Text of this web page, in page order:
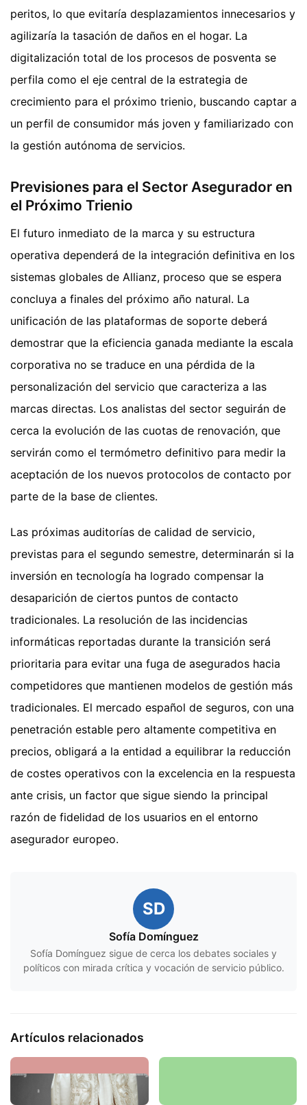
peritos, lo que evitaría desplazamientos innecesarios y
agilizaría la tasación de daños en el hogar. La
digitalización total de los procesos de posventa se
perfila como el eje central de la estrategia de
crecimiento para el próximo trienio, buscando captar a
un perfil de consumidor más joven y familiarizado con
la gestión autónoma de servicios.
Previsiones para el Sector Asegurador en
el Próximo Trienio
El futuro inmediato de la marca y su estructura
operativa dependerá de la integración definitiva en los
sistemas globales de Allianz, proceso que se espera
concluya a finales del próximo año natural. La
unificación de las plataformas de soporte deberá
demostrar que la eficiencia ganada mediante la escala
corporativa no se traduce en una pérdida de la
personalización del servicio que caracteriza a las
marcas directas. Los analistas del sector seguirán de
cerca la evolución de las cuotas de renovación, que
servirán como el termómetro definitivo para medir la
aceptación de los nuevos protocolos de contacto por
parte de la base de clientes.
Las próximas auditorías de calidad de servicio,
previstas para el segundo semestre, determinarán si la
inversión en tecnología ha logrado compensar la
desaparición de ciertos puntos de contacto
tradicionales. La resolución de las incidencias
informáticas reportadas durante la transición será
prioritaria para evitar una fuga de asegurados hacia
competidores que mantienen modelos de gestión más
tradicionales. El mercado español de seguros, con una
penetración estable pero altamente competitiva en
precios, obligará a la entidad a equilibrar la reducción
de costes operativos con la excelencia en la respuesta
ante crisis, un factor que sigue siendo la principal
razón de fidelidad de los usuarios en el entorno
asegurador europeo.
SD
Sofía Domínguez
Sofía Domínguez sigue de cerca los debates sociales y
políticos con mirada crítica y vocación de servicio público.
Artículos relacionados